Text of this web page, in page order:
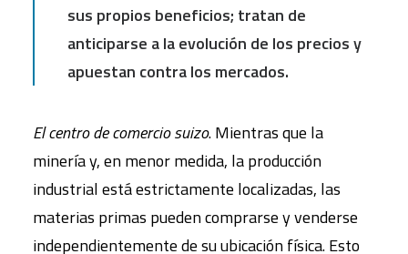
sus propios beneficios; tratan de
anticiparse a la evolución de los precios y
apuestan contra los mercados.
El centro de comercio suizo. Mientras que la
minería y, en menor medida, la producción
industrial está estrictamente localizadas, las
materias primas pueden comprarse y venderse
independientemente de su ubicación física. Esto